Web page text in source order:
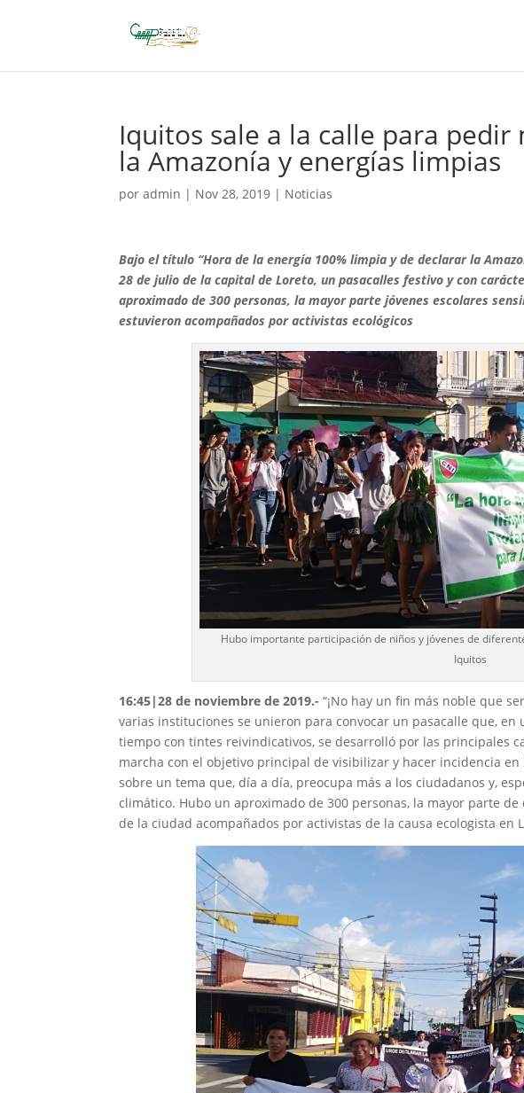
Iquitos sale a la calle para
la Amazonía y energías limpias
poradmin | Nov 28, 2019 | Noticias
Bajo el título “Hora de la energía 100% limpia y de declarar la
28 de julio de la capital de Loreto, un pasacalles festivo y con
aproximado de 300 personas, la mayor parte jóvenes escolares
estuvieron acompañados por activistas ecológicos
Hubo importante participación de niños y jóvenes de
Iquitos
16:45|28 de noviembre de 2019.- “¡No hay un fin más noble que
varias instituciones se unieron para convocar un pasacalle que,
tiempo con tintes reivindicativos, se desarrolló por las principales
marcha con el objetivo principal de visibilizar y hacer incidencia
sobre un tema que, día a día, preocupa más a los ciudadanos y,
climático. Hubo un aproximado de 300 personas, la mayor parte
de la ciudad acompañados por activistas de la causa ecologista en